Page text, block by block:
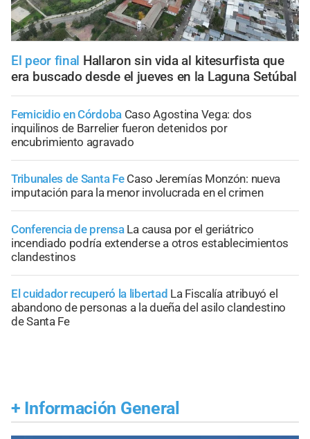
El peor final Hallaron sin vida al kitesurfista que
era buscado desde el jueves en la Laguna Setúbal
Femicidio en Córdoba Caso Agostina Vega: dos
inquilinos de Barrelier fueron detenidos por
encubrimiento agravado
Tribunales de Santa Fe Caso Jeremías Monzón: nueva
imputación para la menor involucrada en el crimen
Conferencia de prensa La causa por el geriátrico
incendiado podría extenderse a otros establecimientos
clandestinos
El cuidador recuperó la libertad La Fiscalía atribuyó el
abandono de personas a la dueña del asilo clandestino
de Santa Fe
+ Información General